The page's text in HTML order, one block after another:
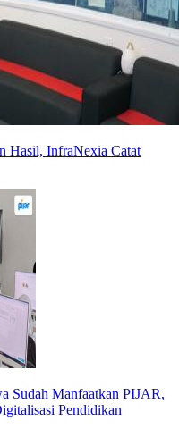
Hasil, InfraNexia Catat
Sudah Manfaatkan PIJAR,
Pendidikan